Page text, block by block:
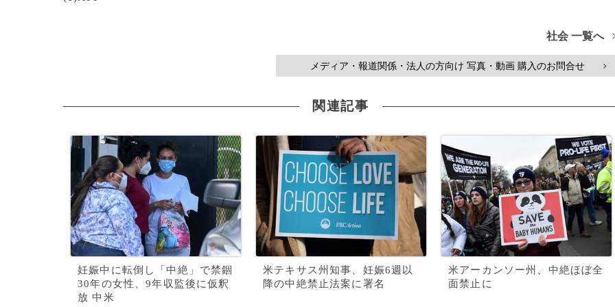
社会 一覧へ
メディア・報道関係・法人の方向け 写真・動画 購入のお問合せ >
関連記事
妊娠中に転倒し「中絶」で禁錮
30年の女性、9年収監後に仮釈
放 中米
米テキサス州知事、妊娠6週以
降の中絶禁止法案に署名
米アーカンソー州、中絶ほぼ全
面禁止に